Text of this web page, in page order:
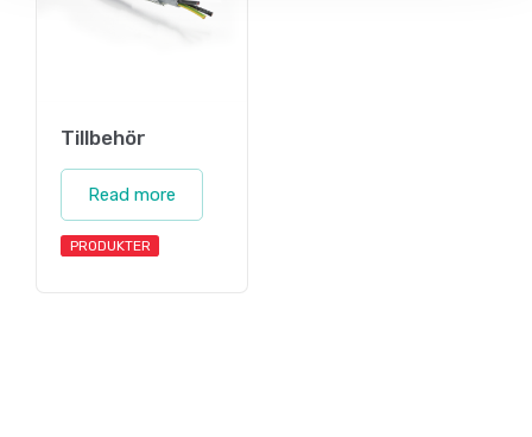
Tillbehör
Read more
PRODUKTER